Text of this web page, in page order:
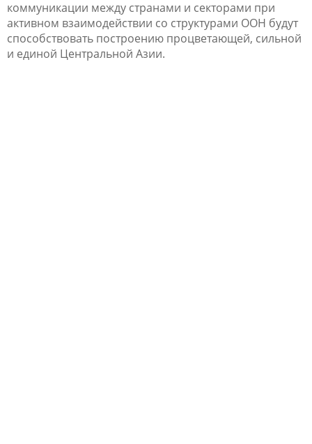
коммуникации между странами и секторами при
активном взаимодействии со структурами ООН будут
способствовать построению процветающей, сильной
и единой Центральной Азии.